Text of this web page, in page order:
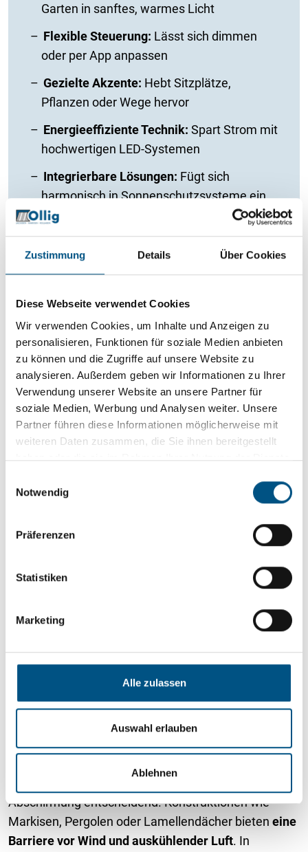
Zustimmung Details Über Cookies
Diese Webseite verwendet Cookies
Wir verwenden Cookies, um Inhalte und Anzeigen zu
personalisieren, Funktionen für soziale Medien anbieten
zu können und die Zugriffe auf unsere Website zu
analysieren. Außerdem geben wir Informationen zu Ihrer
Verwendung unserer Website an unsere Partner für
soziale Medien, Werbung und Analysen weiter. Unsere
Partner führen diese Informationen möglicherweise mit
weiteren Daten zusammen, die Sie ihnen bereitgestellt
haben oder die sie im Rahmen Ihrer Nutzung der Dienste
Notwendig
Präferenzen
Statistiken
Marketing
Alle zulassen
Auswahl erlauben
Ablehnen
Garten in sanftes, warmes Licht
Flexible Steuerung: Lässt sich dimmen
oder per App anpassen
Gezielte Akzente: Hebt Sitzplätze,
Pflanzen oder Wege hervor
Energieeffiziente Technik: Spart Strom mit
hochwertigen LED-Systemen
Integrierbare Lösungen: Fügt sich
harmonisch in Sonnenschutzsysteme ein
Sie interessieren sich für unseren
für den Garten an – sicher ist auch das Passende für
Sie dabei.
Sonnenschutz-Produkte im Überblick
Ein überdachter Raum
Wetterschutz auf der Terrasse
Abschirmung entscheidend. Konstruktionen wie
Markisen, Pergolen oder Lamellendächer bieten eine
Barriere vor Wind und auskühlender Luft. In